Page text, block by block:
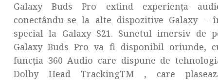
Galaxy Buds Pro extind experiența
conectându-se la alte dispozitive Galaxy –
special la Galaxy S21. Sunetul imersiv de
Galaxy Buds Pro va fi disponibil oriunde,
funcția 360 Audio care dispune de
Dolby Head TrackingTM , care